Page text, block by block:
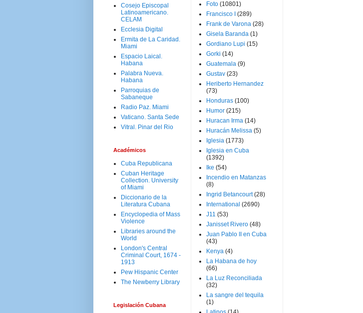
Cosejo Episcopal
Latinoamericano.
CELAM
Ecclesia Digital
Ermita de La Caridad.
Miami
Espacio Laical.
Habana
Palabra Nueva.
Habana
Parroquias de
Sabaneque
Radio Paz. Miami
Vaticano. Santa Sede
Vitral. Pinar del Rio
Académicos
Cuba Republicana
Cuban Heritage
Collection. University
of Miami
Diccionario de la
Literatura Cubana
Encyclopedia of Mass
Violence
Libraries around the
World
London's Central
Criminal Court, 1674 -
1913
Pew Hispanic Center
The Newberry Library
Legislación Cubana
Foto (10801)
Francisco I
(289)
Frank de Varona (28)
Gisela Baranda (1)
Gordiano Lupi (15)
Gorki (14)
Guatemala (9)
Gustav (23)
Heriberto Hernandez
(73)
Honduras (100)
Humor (215)
Huracan Irma (14)
Huracán Melissa (5)
Iglesia (1773)
Iglesia en Cuba
(1392)
Ike (54)
Incendio en Matanzas
(8)
Ingrid Betancourt (28)
International (2690)
J11 (53)
Janisset Rivero (48)
Juan Pablo II en Cuba
(43)
Kenya (4)
La Habana de hoy
(66)
La Luz Reconciliada
(32)
La sangre del tequila
(1)